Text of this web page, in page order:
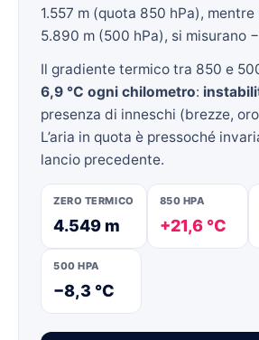
1.557 m (quota 850 hPa),
5.890 m (500 hPa), si misurano
Il gradiente termico tra 850 e
6,9 °C ogni chilometro:
presenza di inneschi (brezze,
L’aria in quota è pressoché
lancio precedente.
ZERO TERMICO
4.549 m
850 HPA
+21,6 °C
500 HPA
−8,3 °C